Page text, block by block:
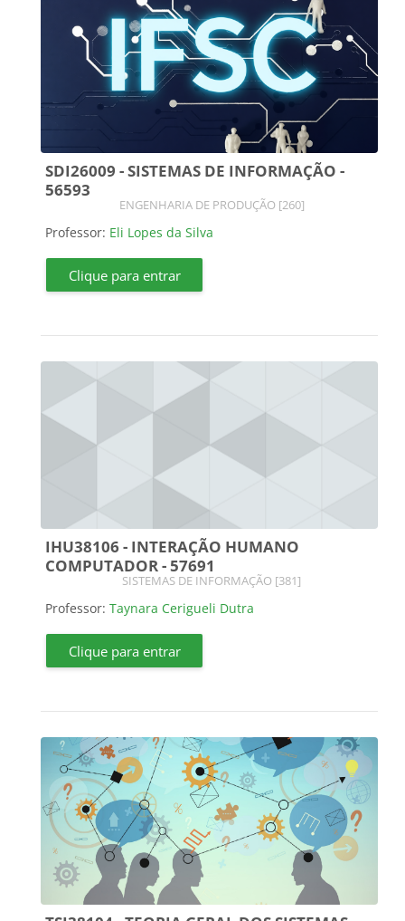
SDI26009 - SISTEMAS DE INFORMAÇÃO -
56593
Categoria do curso
ENGENHARIA DE PRODUÇÃO [260]
Professor: Eli Lopes da Silva
Clique para entrar
IHU38106 - INTERAÇÃO HUMANO
COMPUTADOR - 57691
Categoria do curso
SISTEMAS DE INFORMAÇÃO [381]
Professor: Taynara Cerigueli Dutra
Clique para entrar